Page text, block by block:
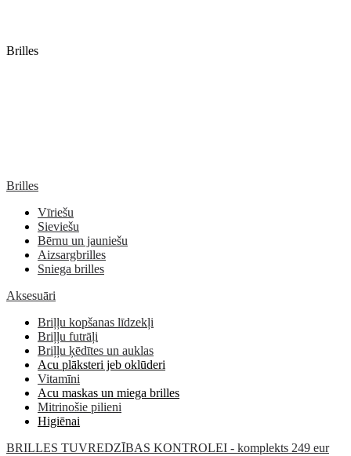
Brilles
Brilles
Vīriešu
Sieviešu
Bērnu un jauniešu
Aizsargbrilles
Sniega brilles
Aksesuāri
Briļļu kopšanas līdzekļi
Briļļu futrāļi
Briļļu ķēdītes un auklas
Acu plāksteri jeb oklūderi
Vitamīni
Acu maskas un miega brilles
Mitrinošie pilieni
Higiēnai
BRILLES TUVREDZĪBAS KONTROLEI - komplekts 249 eur